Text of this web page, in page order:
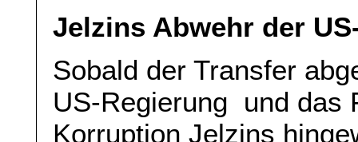
Jelzins Abwehr der
Sobald der Transfer
US-Regierung und das
Korruption Jelzins